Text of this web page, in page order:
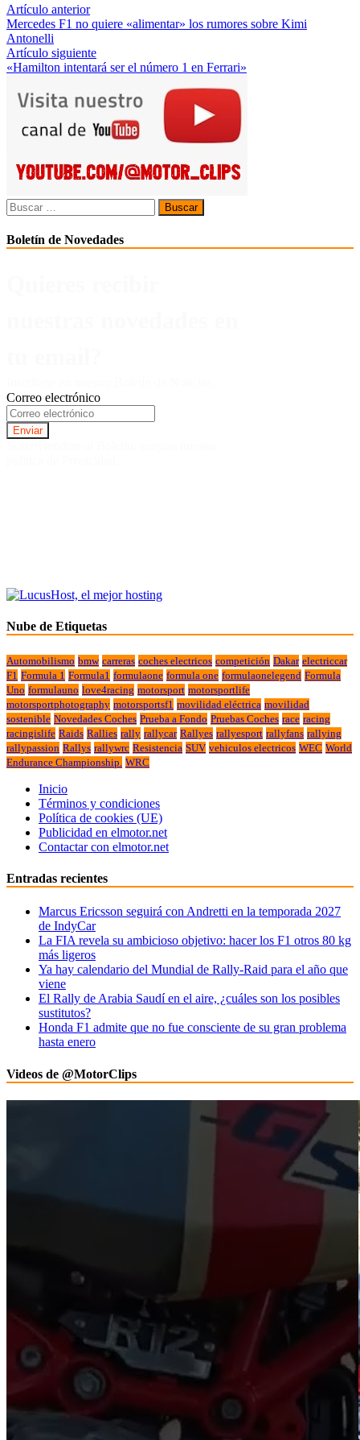
Navegación
de
entradas
Artículo anterior
Mercedes F1 no quiere «alimentar» los rumores sobre Kimi
Antonelli
Artículo siguiente
«Hamilton intentará ser el número 1 en Ferrari»
Buscar:
Boletín de Novedades
Correo electrónico
Nube de Etiquetas
Automobilismo bmw carreras coches electricos competición Dakar electriccar
F1 Formula 1 Formula1 formulaone formula one formulaonelegend Formula
Uno formulauno love4racing motorsport motorsportlife
motorsportphotography motorsportsf1 movilidad eléctrica movilidad
sostenible Novedades Coches Prueba a Fondo Pruebas Coches race racing
racingislife Raids Rallies rally rallycar Rallyes rallyesport rallyfans rallying
rallypassion Rallys rallywrc Resistencia SUV vehiculos electricos WEC World
Endurance Championship. WRC
Inicio
Términos y condiciones
Política de cookies (UE)
Publicidad en elmotor.net
Contactar con elmotor.net
Entradas recientes
Marcus Ericsson seguirá con Andretti en la temporada 2027
de IndyCar
La FIA revela su ambicioso objetivo: hacer los F1 otros 80 kg
más ligeros
Ya hay calendario del Mundial de Rally-Raid para el año que
viene
El Rally de Arabia Saudí en el aire, ¿cuáles son los posibles
sustitutos?
Honda F1 admite que no fue consciente de su gran problema
hasta enero
Videos de @MotorClips